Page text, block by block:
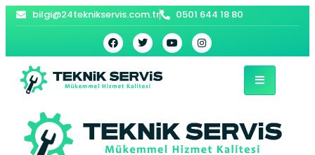
bilgi@24teknikservis.com.tr 0501 644 18 80